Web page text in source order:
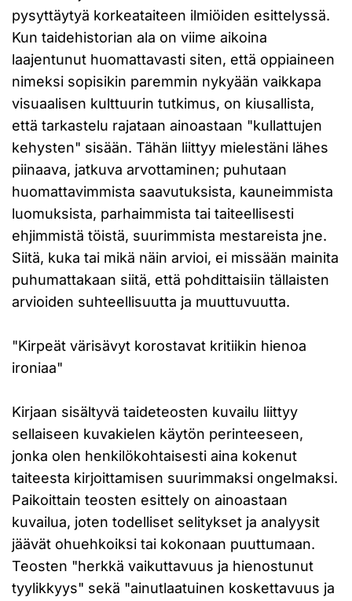
pysyttäytyä korkeataiteen ilmiöiden esittelyssä.
Kun taidehistorian ala on viime aikoina
laajentunut huomattavasti siten, että oppiaineen
nimeksi sopisikin paremmin nykyään vaikkapa
visuaalisen kulttuurin tutkimus, on kiusallista,
että tarkastelu rajataan ainoastaan "kullattujen
kehysten" sisään. Tähän liittyy mielestäni lähes
piinaava, jatkuva arvottaminen; puhutaan
huomattavimmista saavutuksista, kauneimmista
luomuksista, parhaimmista tai taiteellisesti
ehjimmistä töistä, suurimmista mestareista jne.
Siitä, kuka tai mikä näin arvioi, ei missään mainita
puhumattakaan siitä, että pohdittaisiin tällaisten
arvioiden suhteellisuutta ja muuttuvuutta.
"Kirpeät värisävyt korostavat kritiikin hienoa
ironiaa"
Kirjaan sisältyvä taideteosten kuvailu liittyy
sellaiseen kuvakielen käytön perinteeseen,
jonka olen henkilökohtaisesti aina kokenut
taiteesta kirjoittamisen suurimmaksi ongelmaksi.
Paikoittain teosten esittely on ainoastaan
kuvailua, joten todelliset selitykset ja analyysit
jäävät ohuehkoiksi tai kokonaan puuttumaan.
Teosten "herkkä vaikuttavuus ja hienostunut
tyylikkyys" sekä "ainutlaatuinen koskettavuus ja